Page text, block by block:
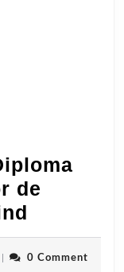
de
Belang
van
0 Comment